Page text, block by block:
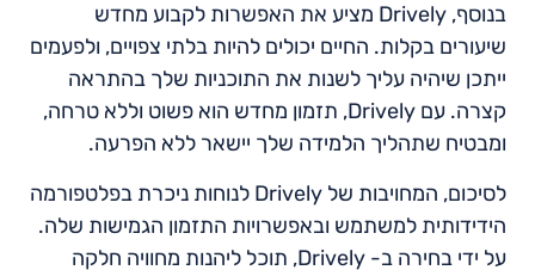
בנוסף, Drively מציע את האפשרות לקבוע מחדש
שיעורים בקלות. החיים יכולים להיות בלתי צפויים, ולפעמים
ייתכן שיהיה עליך לשנות את התוכניות שלך בהתראה
קצרה. עם Drively, תזמון מחדש הוא פשוט וללא טרחה,
ומבטיח שתהליך הלמידה שלך יישאר ללא הפרעה.
לסיכום, המחויבות של Drively לנוחות ניכרת בפלטפורמה
הידידותית למשתמש ובאפשרויות התזמון הגמישות שלה.
על ידי בחירה ב- Drively, תוכל ליהנות מחוויה חלקה